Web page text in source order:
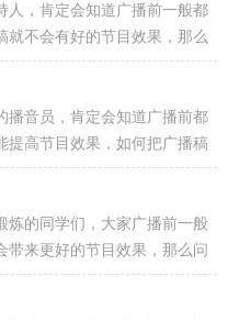
人，肯定会知道广播前一般都
就不会有好的节目效果，那么
小编为大家整理...
播音员，肯定会知道广播前都
提高节目效果，如何把广播稿
全生产广播稿，希...
炼的同学们，大家广播前一般
带来更好的节目效果，那么问
编精心整理的校园...